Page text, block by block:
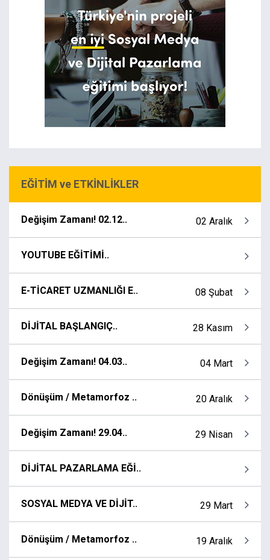
EĞİTİM ve ETKİNLİKLER
Değişim Zamanı! 02.12.. 02 Aralık
YOUTUBE EĞİTİMİ..
E-TİCARET UZMANLIĞI E.. 08 Şubat
DİJİTAL BAŞLANGIÇ.. 28 Kasım
Değişim Zamanı! 04.03.. 04 Mart
Dönüşüm / Metamorfoz .. 20 Aralık
Değişim Zamanı! 29.04.. 29 Nisan
DİJİTAL PAZARLAMA EĞİ..
SOSYAL MEDYA VE DİJİT.. 29 Mart
Dönüşüm / Metamorfoz .. 19 Aralık